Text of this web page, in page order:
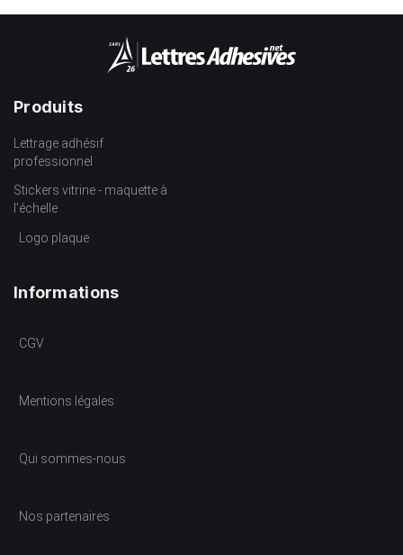
Produits
Lettrage adhésif
professionnel
Stickers vitrine - maquette à
l’échelle
Logo plaque
Informations
CGV
Mentions légales
Qui sommes-nous
Nos partenaires